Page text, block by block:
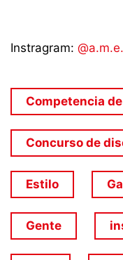
Instragram:
Competencia
Concurso de
Estilo
Gente